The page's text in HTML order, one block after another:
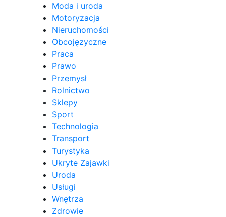
Moda i uroda
Motoryzacja
Nieruchomości
Obcojęzyczne
Praca
Prawo
Przemysł
Rolnictwo
Sklepy
Sport
Technologia
Transport
Turystyka
Ukryte Zajawki
Uroda
Usługi
Wnętrza
Zdrowie